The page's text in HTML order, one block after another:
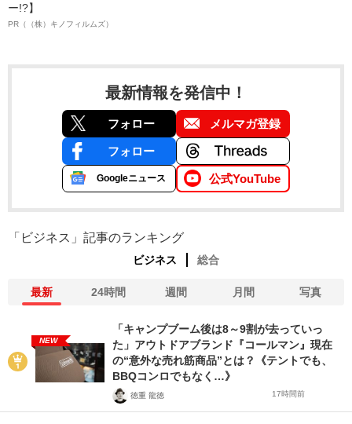
ー!?】
PR（（株）キノフィルムズ）
最新情報を発信中！
フォロー メルマガ登録
フォロー
Googleニュース 公式YouTube
「ビジネス」記事のランキング
ビジネス 総合
最新 24時間 週間 月間 写真
NEW
「キャンプブーム後は8～9割が去っていっ
た」アウトドアブランド『コールマン』現在
の“意外な売れ筋商品”とは？《テントでも、
BBQコンロでもなく…》
徳重 龍徳 17時間前